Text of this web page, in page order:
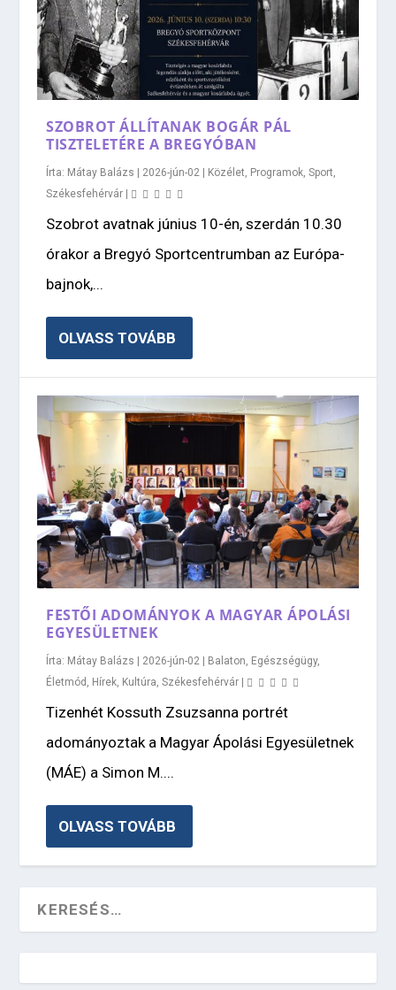
SZOBROT ÁLLÍTANAK BOGÁR PÁL
TISZTELETÉRE A BREGYÓBAN
Írta: Mátay Balázs 2026-jún-02 Közélet, Programok,Sport,
Székesfehérvár
Szobrot avatnak június 10-én, szerdán 10.30
órakor a Bregyó Sportcentrumban az Európa-
bajnok,...
OLVASS TOVÁBB
FESTŐI ADOMÁNYOK A MAGYAR ÁPOLÁSI
EGYESÜLETNEK
Írta: Mátay Balázs 2026-jún-02 Balaton, Egészségügy,
Életmód , Hírek, Kultúra,Székesfehérvár
Tizenhét Kossuth Zsuzsanna portrét
adományoztak a Magyar Ápolási Egyesületnek
(MÁE) a Simon M....
OLVASS TOVÁBB